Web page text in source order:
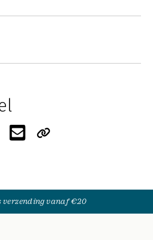
verzending vanaf €20